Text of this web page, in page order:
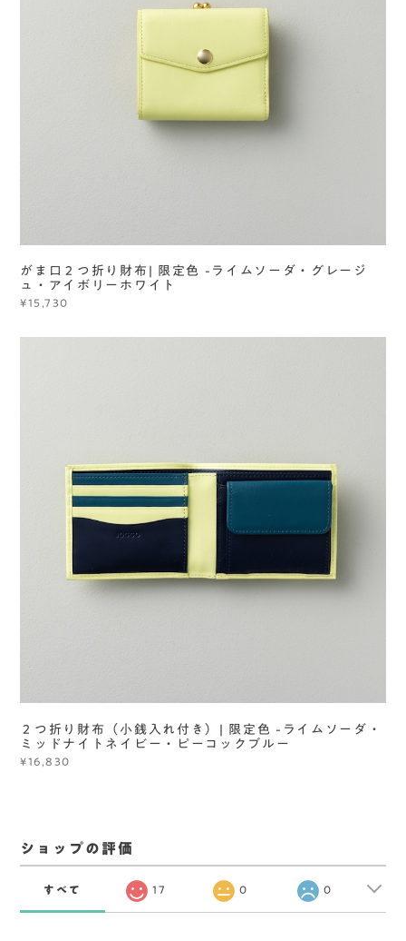
がま口２つ折り財布| 限定色 -ライムソーダ・グレージ
ュ・アイボリーホワイト
¥15,730
２つ折り財布（小銭入れ付き）| 限定色 -ライムソーダ・
ミッドナイトネイビー・ピーコックブルー
¥16,830
ショップの評価
すべて 17 0 0